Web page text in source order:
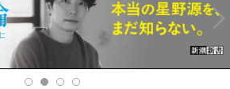
Ne
xt